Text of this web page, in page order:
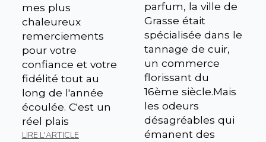
mes plus
chaleureux
remerciements
pour votre
confiance et votre
fidélité tout au
long de l'année
écoulée. C'est un
réel plais
LIRE L'ARTICLE
parfum, la ville de
Grasse était
spécialisée dans le
tannage de cuir,
un commerce
florissant du
16ème siècle.Mais
les odeurs
désagréables qui
émanent des